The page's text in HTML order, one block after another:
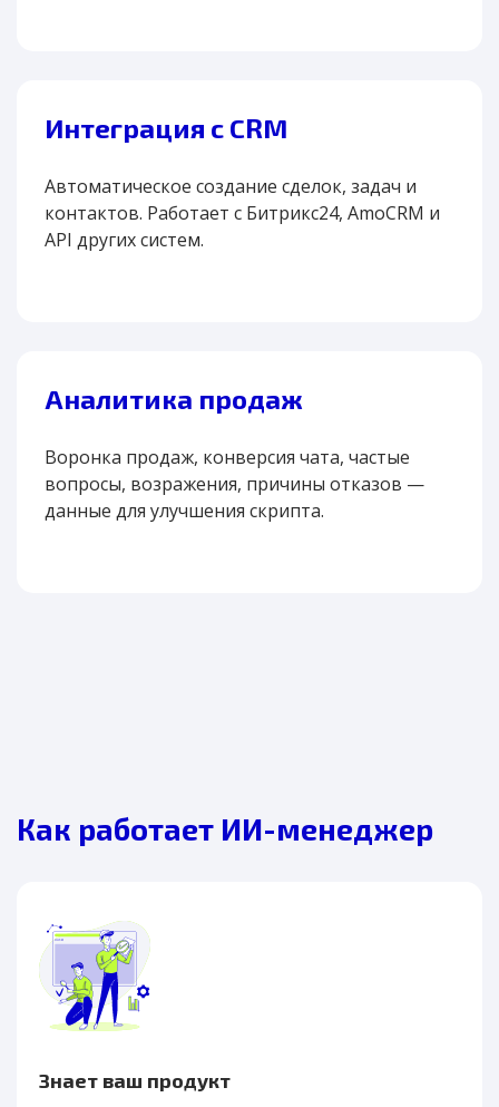
Интеграция с CRM
Автоматическое создание сделок, задач и
контактов. Работает с Битрикс24, AmoCRM и
API других систем.
Аналитика продаж
Воронка продаж, конверсия чата, частые
вопросы, возражения, причины отказов —
данные для улучшения скрипта.
Как работает ИИ-менеджер
Знает ваш продукт